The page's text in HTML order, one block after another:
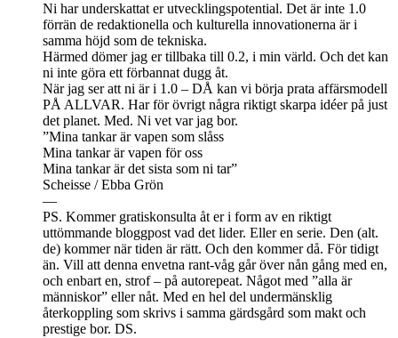
Ni har underskattat er utvecklingspotential. Det är inte 1.0
förrän de redaktionella och kulturella innovationerna är i
samma höjd som de tekniska.
Härmed dömer jag er tillbaka till 0.2, i min värld. Och det kan
ni inte göra ett förbannat dugg åt.
När jag ser att ni är i 1.0 – DÅ kan vi börja prata affärsmodell
PÅ ALLVAR. Har för övrigt några riktigt skarpa idéer på just
det planet. Med. Ni vet var jag bor.
”Mina tankar är vapen som slåss
Mina tankar är vapen för oss
Mina tankar är det sista som ni tar”
Scheisse / Ebba Grön
—
PS. Kommer gratiskonsulta åt er i form av en riktigt
uttömmande bloggpost vad det lider. Eller en serie. Den (alt.
de) kommer när tiden är rätt. Och den kommer då. För tidigt
än. Vill att denna envetna rant-våg går över nån gång med en,
och enbart en, strof – på autorepeat. Något med ”alla är
människor” eller nåt. Med en hel del undermänsklig
återkoppling som skrivs i samma gärdsgård som makt och
prestige bor. DS.